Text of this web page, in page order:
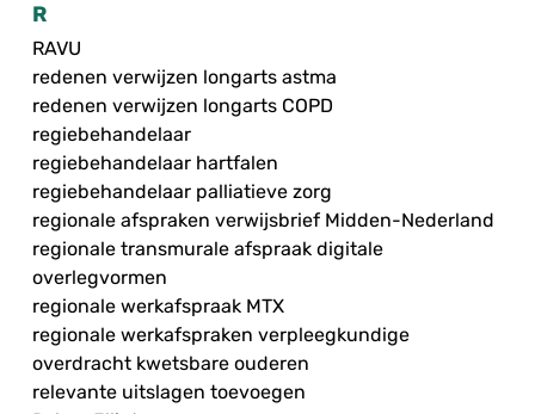
R
RAVU
redenen verwijzen longarts astma
redenen verwijzen longarts COPD
regiebehandelaar
regiebehandelaar hartfalen
regiebehandelaar palliatieve zorg
regionale afspraken verwijsbrief Midden-Nederland
regionale transmurale afspraak digitale
overlegvormen
regionale werkafspraak MTX
regionale werkafspraken verpleegkundige
overdracht kwetsbare ouderen
relevante uitslagen toevoegen